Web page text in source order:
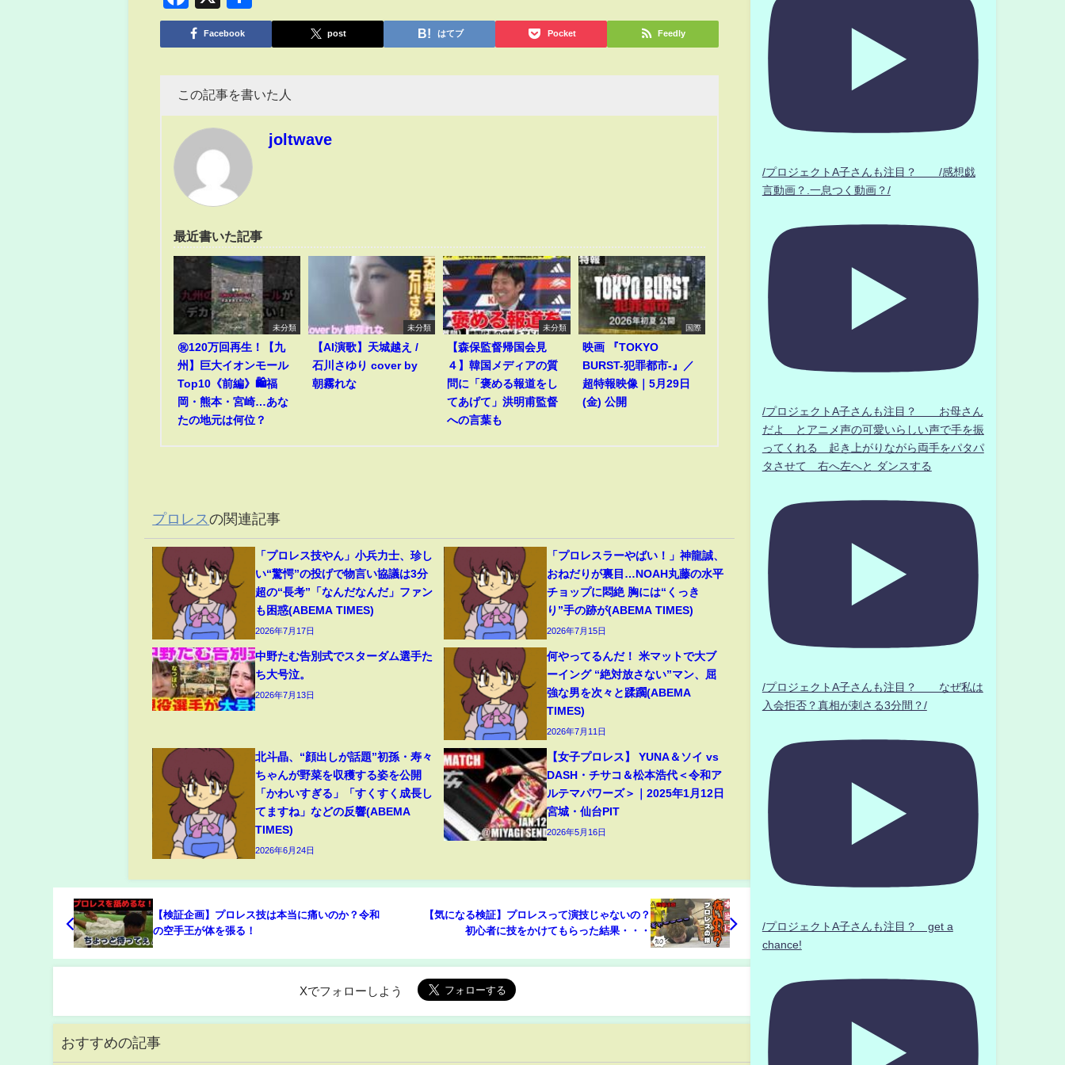
有
Facebook post はてブ Pocket Feedly
この記事を書いた人
joltwave
最近書いた記事
未分類
㊗️120万回再生！【九
州】巨大イオンモール
Top10《前編》🛍️福
岡・熊本・宮崎…あな
たの地元は何位？
未分類
【AI演歌】天城越え /
石川さゆり cover by
朝霧れな
未分類
【森保監督帰国会見
４】韓国メディアの質
問に「褒める報道をし
てあげて」洪明甫監督
への言葉も
国際
映画 『TOKYO
BURST-犯罪都市-』／
超特報映像｜5月29日
(金) 公開
プロレスの関連記事
「プロレス技やん」小兵力士、珍し
い“驚愕”の投げで物言い協議は3分
超の“長考”「なんだなんだ」ファン
も困惑(ABEMA TIMES)
2026年7月17日
「プロレスラーやばい！」神龍誠、
おねだりが裏目…NOAH丸藤の水平
チョップに悶絶 胸には“くっき
り”手の跡が(ABEMA TIMES)
2026年7月15日
中野たむ告別式でスターダム選手た
ち大号泣。
2026年7月13日
何やってるんだ！ 米マットで大ブ
ーイング “絶対放さない”マン、屈
強な男を次々と蹂躙(ABEMA
TIMES)
2026年7月11日
北斗晶、“顔出しが話題”初孫・寿々
ちゃんが野菜を収穫する姿を公開
「かわいすぎる」「すくすく成長し
てますね」などの反響(ABEMA
TIMES)
2026年6月24日
【女子プロレス】 YUNA＆ソイ vs
DASH・チサコ＆松本浩代＜令和ア
ルテマパワーズ＞｜2025年1月12日
宮城・仙台PIT
2026年5月16日
【検証企画】プロレス技は本当に痛いのか？令和
の空手王が体を張る！
【気になる検証】プロレスって演技じゃないの？
初心者に技をかけてもらった結果・・・
Xでフォローしよう
おすすめの記事
/プロジェクトA子さんも注目？ /感想戯
言動画？.一息つく動画？/
/プロジェクトA子さんも注目？ お母さん
だよ とアニメ声の可愛いらしい声で手を振
ってくれる 起き上がりながら両手をパタパ
タさせて 右へ左へと ダンスする
/プロジェクトA子さんも注目？ なぜ私は
入会拒否？真相が刺さる3分間？/
/プロジェクトA子さんも注目？ get a
chance!